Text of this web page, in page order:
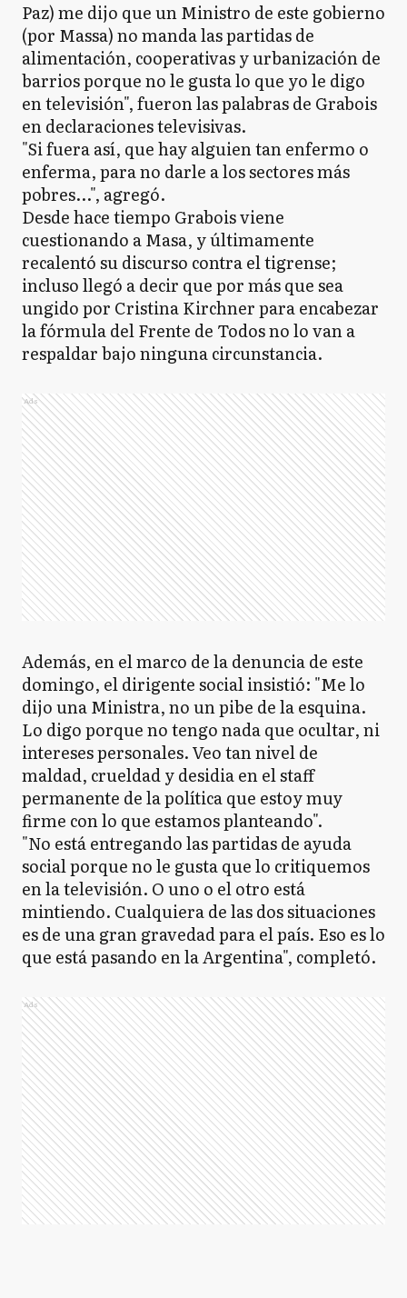
Paz) me dijo que un Ministro de este gobierno
(por Massa) no manda las partidas de
alimentación, cooperativas y urbanización de
barrios porque no le gusta lo que yo le digo
en televisión", fueron las palabras de Grabois
en declaraciones televisivas.
"Si fuera así, que hay alguien tan enfermo o
enferma, para no darle a los sectores más
pobres...", agregó.
Desde hace tiempo Grabois viene
cuestionando a Masa, y últimamente
recalentó su discurso contra el tigrense;
incluso llegó a decir que por más que sea
ungido por Cristina Kirchner para encabezar
la fórmula del Frente de Todos no lo van a
respaldar bajo ninguna circunstancia.
Ads
Además, en el marco de la denuncia de este
domingo, el dirigente social insistió: "Me lo
dijo una Ministra, no un pibe de la esquina.
Lo digo porque no tengo nada que ocultar, ni
intereses personales. Veo tan nivel de
maldad, crueldad y desidia en el staff
permanente de la política que estoy muy
firme con lo que estamos planteando".
"No está entregando las partidas de ayuda
social porque no le gusta que lo critiquemos
en la televisión. O uno o el otro está
mintiendo. Cualquiera de las dos situaciones
es de una gran gravedad para el país. Eso es lo
que está pasando en la Argentina", completó.
Ads